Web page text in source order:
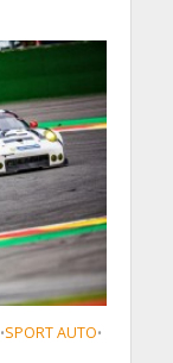
•SPORT AUTO•